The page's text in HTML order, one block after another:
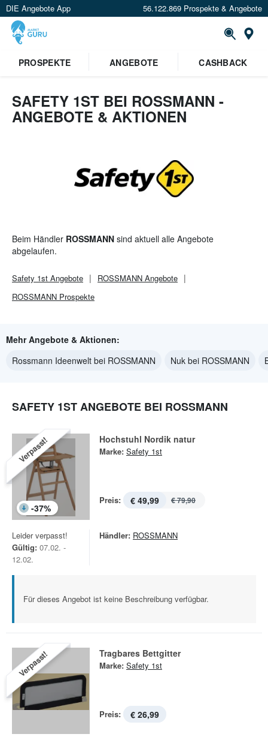
DIE Angebote App 56.122.869 Prospekte & Angebote
Standort festlegen
PROSPEKTE ANGEBOTE CASHBACK
SAFETY 1ST BEI ROSSMANN -
ANGEBOTE & AKTIONEN
Beim Händler ROSSMANN sind aktuell alle Angebote
abgelaufen.
Safety 1st Angebote ROSSMANN Angebote
ROSSMANN Prospekte
Mehr Angebote & Aktionen:
Rossmann Ideenwelt bei ROSSMANN
Nuk bei ROSSMANN
SAFETY 1ST ANGEBOTE BEI ROSSMANN
Verpasst!
-37%
Hochstuhl Nordik natur
Marke: Safety 1st
Preis: € 49,99 € 79,90
Leider verpasst!
Gültig: 07.02. -
12.02.
Händler: ROSSMANN
Für dieses Angebot ist keine Beschreibung verfügbar.
Verpasst! Tragbares Bettgitter
Marke: Safety 1st
Preis: € 26,99